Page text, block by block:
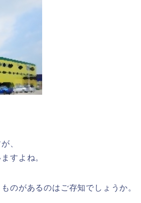
、
すよね。
のがあるのはご存知でしょうか。